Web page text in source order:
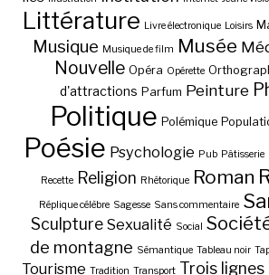
Littérature Livre électronique Loisirs
Musique Musique de film Musée
Nouvelle Opéra Opérette
d'attractions Parfum Peinture
Politique Polémique
Poésie Psychologie Pub Pâtisserie
Recette Religion Rhétorique Roman
Réplique célèbre Sagesse Sans commentaire
Sculpture Sexualité Social
de montagne Sémantique Tableau noir
Tourisme Tradition Transport Trois lignes